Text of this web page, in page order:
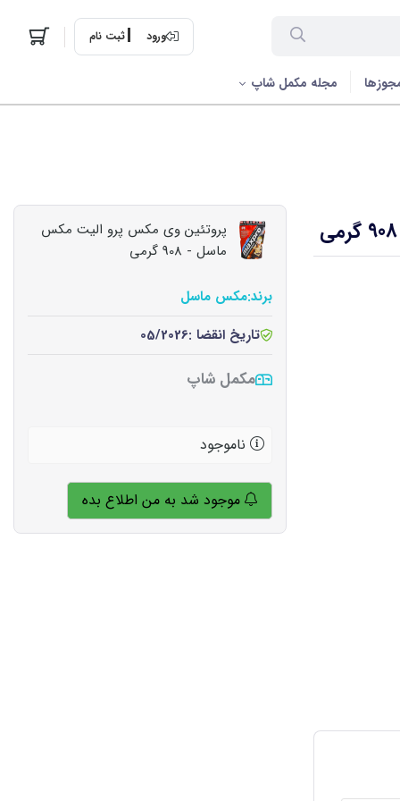
ورود ثبت نام
مجله مکمل شاپ
پروتئین وی مکس پرو الیت مکس
ماسل - 908 گرمی
برند:مکس ماسل
تاریخ انقضا :05/2026
مکمل شاپ
ناموجود
موجود شد به من اطلاع بده